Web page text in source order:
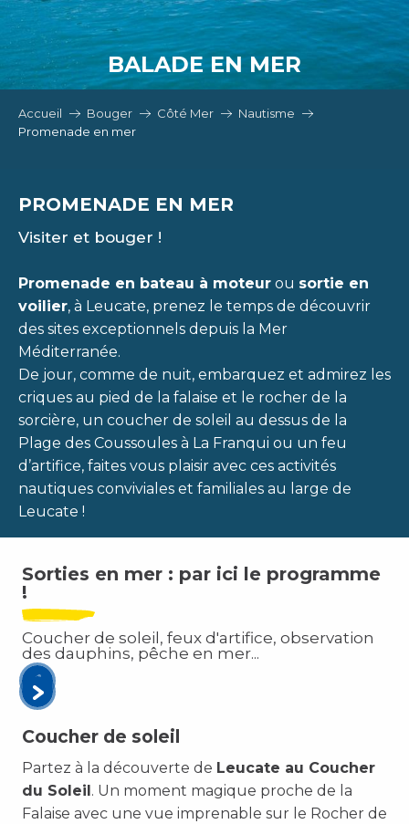
BALADE EN MER
Accueil Bouger Côté Mer
Nautisme
Promenade en mer
PROMENADE EN MER
Visiter et bouger !
Promenade en bateau à moteur ou sortie en
voilier, à Leucate, prenez le temps de découvrir
des sites exceptionnels depuis la Mer
Méditerranée.
De jour, comme de nuit, embarquez et admirez les
criques au pied de la falaise et le rocher de la
sorcière, un coucher de soleil au dessus de la
Plage des Coussoules à La Franqui ou un feu
d’artifice, faites vous plaisir avec ces activités
nautiques conviviales et familiales au large de
Leucate !
Sorties en mer : par ici le programme
!
Coucher de soleil, feux d'artifice, observation
des dauphins, pêche en mer...
Coucher de soleil
Partez à la découverte de Leucate au Coucher
du Soleil. Un moment magique proche de la
Falaise avec une vue imprenable sur le Rocher de